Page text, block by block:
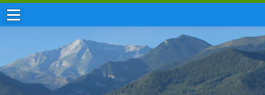
ACCUEIL / INFOS
MUNICIPALITÉ
VIE LOCALE